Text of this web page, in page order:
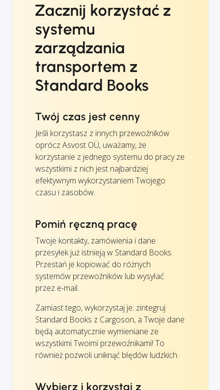
Zacznij korzystać z
systemu
zarządzania
transportem z
Standard Books
Twój czas jest cenny
Jeśli korzystasz z innych przewoźników
oprócz Asvost OÜ, uważamy, że
korzystanie z jednego systemu do pracy ze
wszystkimi z nich jest najbardziej
efektywnym wykorzystaniem Twojego
czasu i zasobów.
Pomiń ręczną pracę
Twoje kontakty, zamówienia i dane
przesyłek już istnieją w Standard Books.
Przestań je kopiować do różnych
systemów przewoźników lub wysyłać
przez e-mail.
Zamiast tego, wykorzystaj je: zintegruj
Standard Books z Cargoson, a Twoje dane
będą automatycznie wymieniane ze
wszystkimi Twoimi przewoźnikami! To
również pozwoli uniknąć błędów ludzkich.
Wybierz i korzystaj z